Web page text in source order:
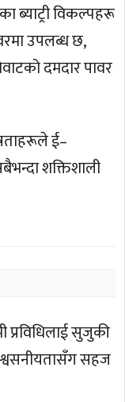
ब्याट्री विकल्पहरू
उपलब्ध छ,
दमदार पावर
ई–
शक्तिशाली
प्रविधिलाई सुजुकी
सहज